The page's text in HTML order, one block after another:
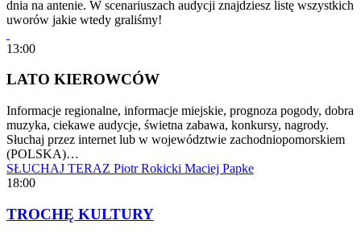
dnia na antenie. W scenariuszach audycji znajdziesz listę wszystkich
uworów jakie wtedy graliśmy!
13:00
LATO KIEROWCÓW
Informacje regionalne, informacje miejskie, prognoza pogody, dobra
muzyka, ciekawe audycje, świetna zabawa, konkursy, nagrody.
Słuchaj przez internet lub w województwie zachodniopomorskiem
(POLSKA)…
SŁUCHAJ TERAZ Piotr Rokicki Maciej Papke
18:00
TROCHĘ KULTURY